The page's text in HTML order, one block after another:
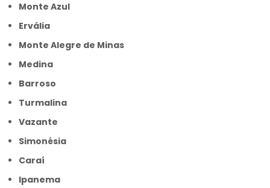
Monte Azul
Ervália
Monte Alegre de Minas
Medina
Barroso
Turmalina
Vazante
Simonésia
Caraí
Ipanema